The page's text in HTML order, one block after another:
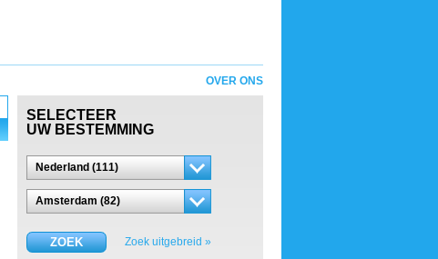
OVER ONS
SELECTEER
UW BESTEMMING
Nederland (111)
Amsterdam (82)
ZOEK Zoek uitgebreid »